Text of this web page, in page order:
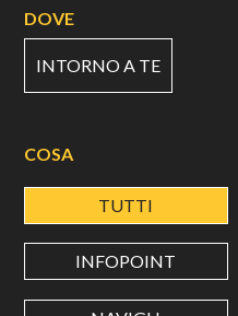
DOVE
INTORNO A TE
COSA
TUTTI
INFOPOINT